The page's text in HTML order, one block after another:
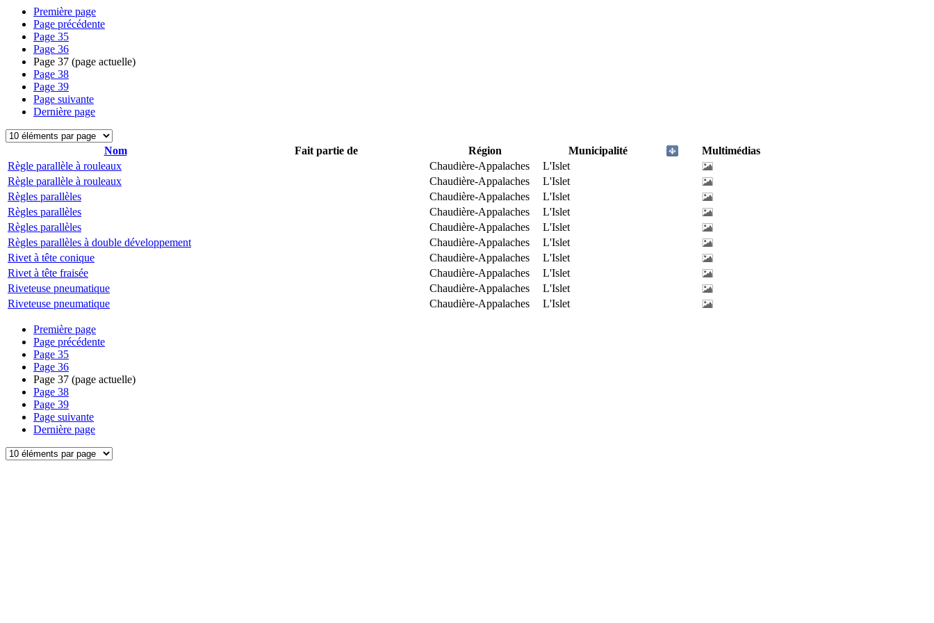
Première page
Page précédente
Page 35
Page 36
Page 37 (page actuelle)
Page 38
Page 39
Page suivante
Dernière page
Nom Fait partie de Région Municipalité
Multimédias
Règle parallèle à rouleaux
Chaudière-Appalaches
L'Islet
Règle parallèle à rouleaux
Chaudière-Appalaches
L'Islet
Règles parallèles
Chaudière-Appalaches
L'Islet
Règles parallèles
Chaudière-Appalaches
L'Islet
Règles parallèles
Chaudière-Appalaches
L'Islet
Règles parallèles à double développement
Chaudière-Appalaches
L'Islet
Rivet à tête conique
Chaudière-Appalaches
L'Islet
Rivet à tête fraisée
Chaudière-Appalaches
L'Islet
Riveteuse pneumatique
Chaudière-Appalaches
L'Islet
Riveteuse pneumatique
Chaudière-Appalaches L'Islet
Première page
Page précédente
Page 35
Page 36
Page 37 (page actuelle)
Page 38
Page 39
Page suivante
Dernière page